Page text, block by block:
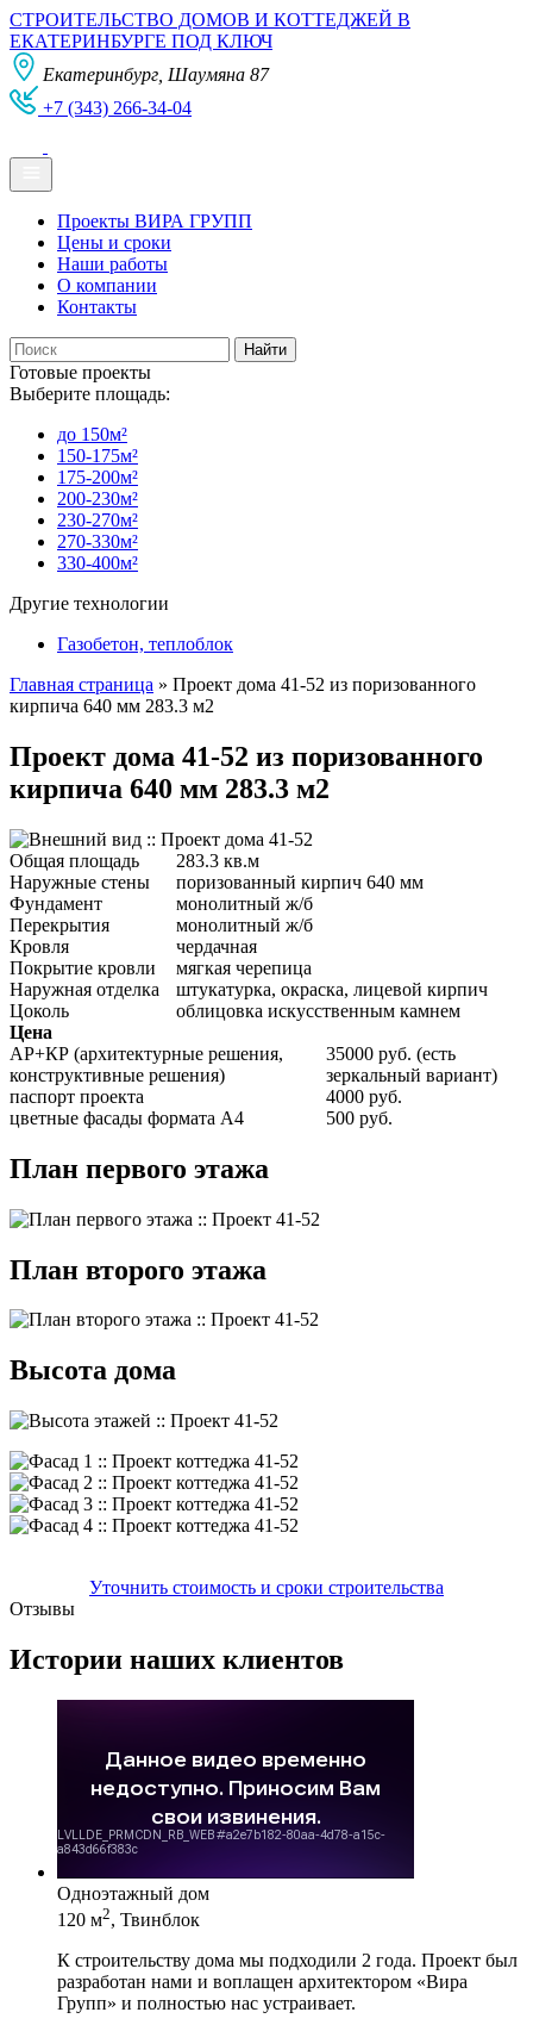
СТРОИТЕЛЬСТВО ДОМОВ И КОТТЕДЖЕЙ В
ЕКАТЕРИНБУРГЕ ПОД КЛЮЧ
Екатеринбург, Шаумяна 87
+7 (343) 266-34-04
Проекты ВИРА ГРУПП
Цены и сроки
Наши работы
О компании
Контакты
Готовые проекты
Выберите площадь:
до 150м²
150-175м²
175-200м²
200-230м²
230-270м²
270-330м²
330-400м²
Другие технологии
Газобетон, теплоблок
Главная страница » Проект дома 41-52 из поризованного
кирпича 640 мм 283.3 м2
Проект дома 41-52 из поризованного
кирпича 640 мм 283.3 м2
Общая площадь
283.3 кв.м
Наружные стены
поризованный кирпич 640 мм
Фундамент
монолитный ж/б
Перекрытия
монолитный ж/б
Кровля
чердачная
Покрытие кровли
мягкая черепица
Наружная отделка
штукатурка, окраска, лицевой кирпич
Цоколь
облицовка искусственным камнем
Цена
АР+КР (архитектурные решения,
конструктивные решения)
35000 руб. (есть
зеркальный вариант)
паспорт проекта
4000 руб.
цветные фасады формата А4
500 руб.
План первого этажа
План второго этажа
Высота дома
Уточнить стоимость и сроки строительства
Отзывы
Истории наших клиентов
Одноэтажный дом
120 м2, Твинблок
К строительству дома мы подходили 2 года. Проект был
разработан нами и воплащен архитектором «Вира
Групп» и полностью нас устраивает.